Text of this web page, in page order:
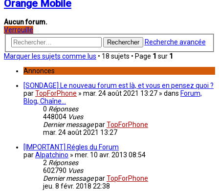
Orange Mobile
Aucun forum.
Verrouillé
Rechercher
Recherche avancée
Marquer les sujets comme lus • 18 sujets • Page 1 sur 1
Annonces
[SONDAGE] Le nouveau forum est là, et vous en pensez quoi ?
parTopForPhone » mar. 24 août 2021 13:27 » dans Forum,
Blog, Chaîne...
0 Réponses
448004 Vues
Dernier messageparTopForPhone
mar. 24 août 2021 13:27
[IMPORTANT] Régles du Forum
parAlpatchino » mer. 10 avr. 2013 08:54
2 Réponses
602790 Vues
Dernier messageparTopForPhone
jeu. 8 févr. 2018 22:38